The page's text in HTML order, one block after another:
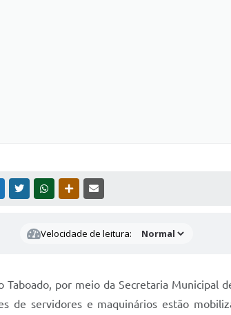
MESSENGER
TWITTERWHATSAPPOUTRAS MÍDIAS
Velocidade de leitura:
por meio da Secretaria Municipal
de servidores e maquinários estão